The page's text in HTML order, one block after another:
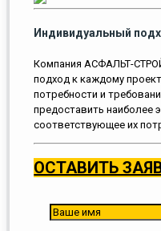
Индивидуальный
Компания АСФАЛЬТ-
подход к каждому
потребности и
предоставить наиболее
соответствующее их
ОСТАВИТЬ